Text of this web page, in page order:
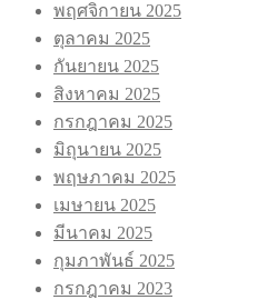
พฤศจิกายน 2025
ตุลาคม 2025
กันยายน 2025
สิงหาคม 2025
กรกฎาคม 2025
มิถุนายน 2025
พฤษภาคม 2025
เมษายน 2025
มีนาคม 2025
กุมภาพันธ์ 2025
กรกฎาคม 2023